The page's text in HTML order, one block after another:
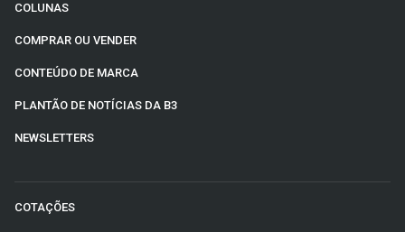
COLUNAS
COMPRAR OU VENDER
CONTEÚDO DE MARCA
PLANTÃO DE NOTÍCIAS DA B3
NEWSLETTERS
COTAÇÕES